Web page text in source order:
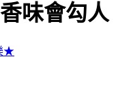
味會勾人
★